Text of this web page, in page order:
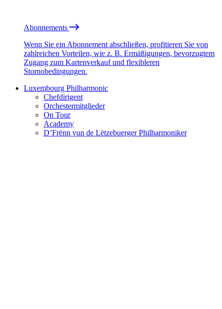
Abonnements
Wenn Sie ein Abonnement abschließen, profitieren Sie von
zahlreichen Vorteilen, wie z. B. Ermäßigungen, bevorzugtem
Zugang zum Kartenverkauf und flexibleren
Stornobedingungen.
Luxembourg Philharmonic
Chefdirigent
Orchestermitglieder
On Tour
Academy
D’Frënn vun de Lëtzebuerger Philharmoniker